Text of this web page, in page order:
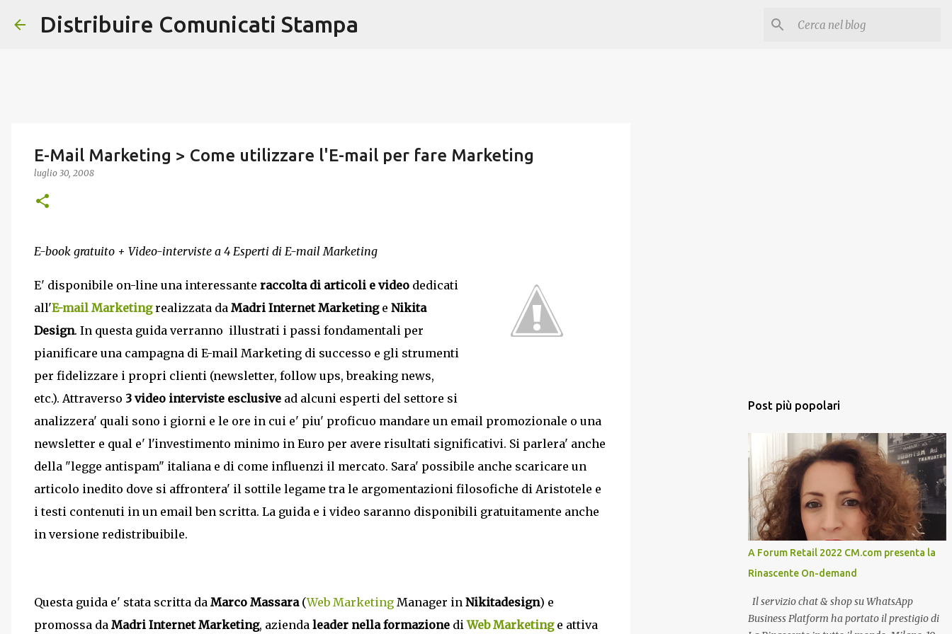
Distribuire Comunicati Stampa
E-Mail Marketing > Come utilizzare l'E-mail per fare Marketing
luglio 30, 2008
E-book gratuito + Video-interviste a 4 Esperti di E-mail Marketing
E' disponibile on-line una interessante raccolta di articoli e video dedicati
all'E-mail Marketing realizzata da Madri Internet Marketinge Nikita
Design. In questa guida verranno illustrati i passi fondamentali per
pianificare una campagna di E-mail Marketing di successo e gli strumenti
per fidelizzare i propri clienti (newsletter, follow ups, breaking news,
etc.). Attraverso 3 video interviste esclusive ad alcuni esperti del settore si
analizzera' quali sono i giorni e le ore in cui e' piu' proficuo mandare un email promozionale o una
newsletter e qual e' l'investimento minimo in Euro per avere risultati significativi. Si parlera' anche
della "legge antispam" italiana e di come influenzi il mercato. Sara' possibile anche scaricare un
articolo inedito dove si affrontera' il sottile legame tra le argomentazioni filosofiche di Aristotele e
i testi contenuti in un email ben scritta. La guida e i video saranno disponibili gratuitamente anche
in versione redistribuibile.
Questa guida e' stata scritta da Marco Massara(Web Marketing Manager in Nikitadesign) e
promossa da Madri Internet Marketing, azienda leader nella formazione diWeb Marketinge attiva
Post più popolari
A Forum Retail 2022 CM.com presenta la
Rinascente On-demand
Il servizio chat & shop su WhatsApp
Business Platform ha portato il prestigio di